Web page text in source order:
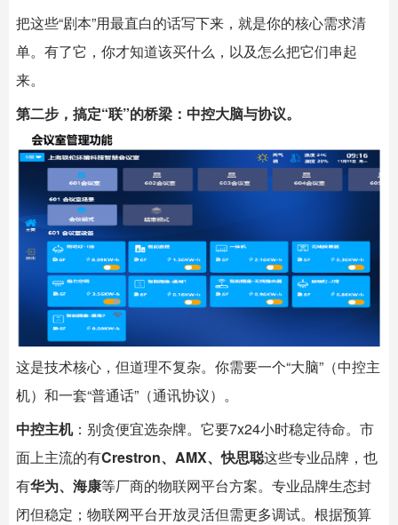
把这些“剧本”用最直白的话写下来，就是你的核心需求清
单。有了它，你才知道该买什么，以及怎么把它们串起
来。
第二步，搞定“联”的桥梁：中控大脑与协议。
这是技术核心，但道理不复杂。你需要一个“大脑”（中控主
机）和一套“普通话”（通讯协议）。
中控主机：别贪便宜选杂牌。它要7x24小时稳定待命。市
面上主流的有Crestron、AMX、快思聪这些专业品牌，也
有华为、海康等厂商的物联网平台方案。专业品牌生态封
闭但稳定；物联网平台开放灵活但需更多调试。根据预算